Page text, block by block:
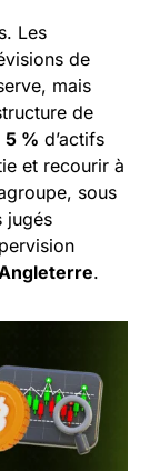
Les
de
mais
de
5 % d’actifs
et recourir à
sous
jugés
.